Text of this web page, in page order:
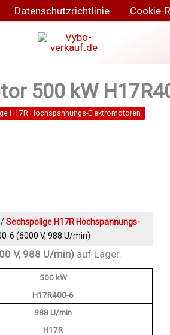
Datenschutzrichtlinie Cookie-
500 kW
H17R Hochspannungs-Elektromotoren
/Sechspolige H17R Hochspannungs-
6 (6000 V, 988 U/min)
V, 988 U/min) auf Lager.
500 kW
H17R400-6
988 U/min
H17R